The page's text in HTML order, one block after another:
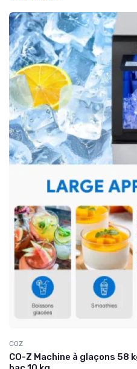
COZ
CO-Z Machine à glaçons 58